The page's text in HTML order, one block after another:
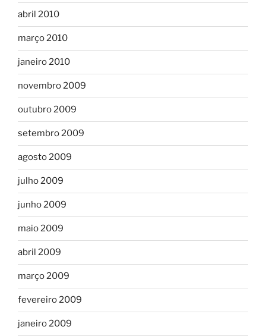
abril 2010
março 2010
janeiro 2010
novembro 2009
outubro 2009
setembro 2009
agosto 2009
julho 2009
junho 2009
maio 2009
abril 2009
março 2009
fevereiro 2009
janeiro 2009